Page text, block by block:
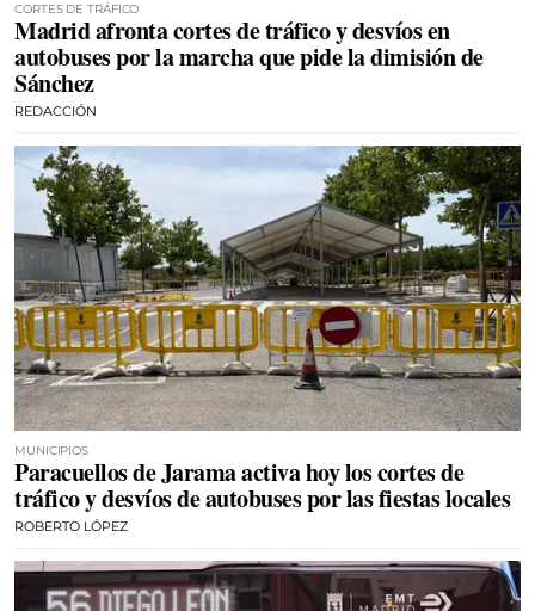
CORTES DE TRÁFICO
Madrid afronta cortes de tráfico y desvíos en
autobuses por la marcha que pide la dimisión de
Sánchez
REDACCIÓN
MUNICIPIOS
Paracuellos de Jarama activa hoy los cortes de
tráfico y desvíos de autobuses por las fiestas locales
ROBERTO LÓPEZ